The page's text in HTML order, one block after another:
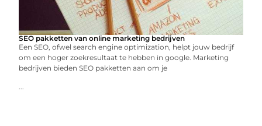
SEO pakketten van online marketing bedrijven
Een SEO, ofwel search engine optimization, helpt jouw bedrijf
om een hoger zoekresultaat te hebben in google. Marketing
bedrijven bieden SEO pakketten aan om je
...